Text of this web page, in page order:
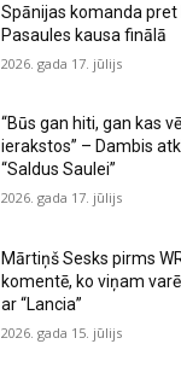
Spānijas komanda
Pasaules kausa finālā
2026. gada 17. jūlijs
“Būs gan hiti, gan kas
ierakstos” – Dambis
“Saldus Saulei”
2026. gada 17. jūlijs
Mārtiņš Sesks pirms
komentē, ko viņam
ar “Lancia”
2026. gada 15. jūlijs